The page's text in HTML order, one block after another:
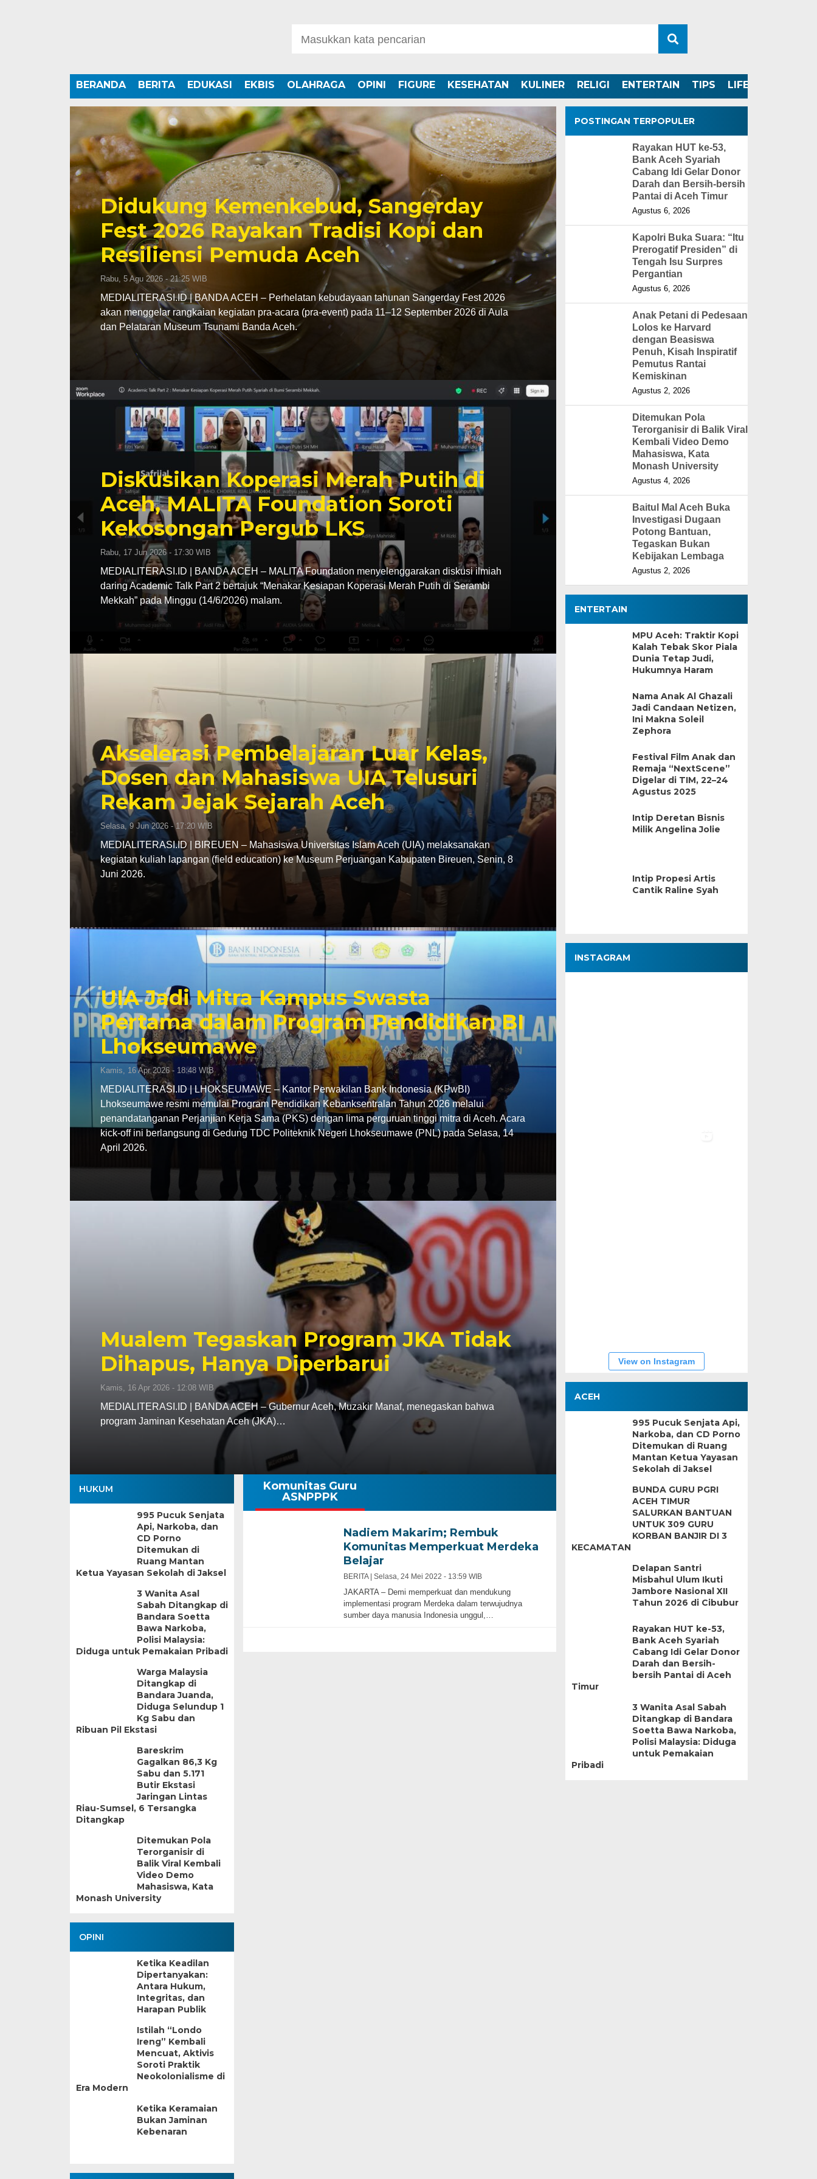
BERANDA BERITA EDUKASI EKBIS OLAHRAGA OPINI FIGURE KESEHATAN KULINER RELIGI ENTERTAIN TIPS LIFESTYLE
Didukung Kemenkebud, Sangerday
Fest 2026 Rayakan Tradisi Kopi dan
Resiliensi Pemuda Aceh
Rabu, 5 Agu 2026 - 21:25 WIB
MEDIALITERASI.ID | BANDA ACEH – Perhelatan kebudayaan tahunan Sangerday Fest 2026
akan menggelar rangkaian kegiatan pra-acara (pra-event) pada 11–12 September 2026 di Aula
dan Pelataran Museum Tsunami Banda Aceh.
Diskusikan Koperasi Merah Putih di
Aceh, MALITA Foundation Soroti
Kekosongan Pergub LKS
Rabu, 17 Jun 2026 - 17:30 WIB
MEDIALITERASI.ID | BANDA ACEH – MALITA Foundation menyelenggarakan diskusi ilmiah
daring Academic Talk Part 2 bertajuk “Menakar Kesiapan Koperasi Merah Putih di Serambi
Mekkah” pada Minggu (14/6/2026) malam.
Akselerasi Pembelajaran Luar Kelas,
Dosen dan Mahasiswa UIA Telusuri
Rekam Jejak Sejarah Aceh
Selasa, 9 Jun 2026 - 17:20 WIB
MEDIALITERASI.ID | BIREUEN – Mahasiswa Universitas Islam Aceh (UIA) melaksanakan
kegiatan kuliah lapangan (field education) ke Museum Perjuangan Kabupaten Bireuen, Senin, 8
Juni 2026.
UIA Jadi Mitra Kampus Swasta
Pertama dalam Program Pendidikan BI
Lhokseumawe
Kamis, 16 Apr 2026 - 18:48 WIB
MEDIALITERASI.ID | LHOKSEUMAWE – Kantor Perwakilan Bank Indonesia (KPwBI)
Lhokseumawe resmi memulai Program Pendidikan Kebanksentralan Tahun 2026 melalui
penandatanganan Perjanjian Kerja Sama (PKS) dengan lima perguruan tinggi mitra di Aceh. Acara
kick-off ini berlangsung di Gedung TDC Politeknik Negeri Lhokseumawe (PNL) pada Selasa, 14
April 2026.
Mualem Tegaskan Program JKA Tidak
Dihapus, Hanya Diperbarui
Kamis, 16 Apr 2026 - 12:08 WIB
MEDIALITERASI.ID | BANDA ACEH – Gubernur Aceh, Muzakir Manaf, menegaskan bahwa
program Jaminan Kesehatan Aceh (JKA)…
HUKUM
995 Pucuk Senjata
Api, Narkoba, dan
CD Porno
Ditemukan di
Ruang Mantan
Ketua Yayasan Sekolah di Jaksel
3 Wanita Asal
Sabah Ditangkap di
Bandara Soetta
Bawa Narkoba,
Polisi Malaysia:
Diduga untuk Pemakaian Pribadi
Warga Malaysia
Ditangkap di
Bandara Juanda,
Diduga Selundup 1
Kg Sabu dan
Ribuan Pil Ekstasi
Bareskrim
Gagalkan 86,3 Kg
Sabu dan 5.171
Butir Ekstasi
Jaringan Lintas
Riau-Sumsel, 6 Tersangka
Ditangkap
Ditemukan Pola
Terorganisir di
Balik Viral Kembali
Video Demo
Mahasiswa, Kata
Monash University
OPINI
Ketika Keadilan
Dipertanyakan:
Antara Hukum,
Integritas, dan
Harapan Publik
Istilah “Londo
Ireng” Kembali
Mencuat, Aktivis
Soroti Praktik
Neokolonialisme di
Era Modern
Ketika Keramaian
Bukan Jaminan
Kebenaran
Komunitas Guru
ASNPPPK
Nadiem Makarim; Rembuk
Komunitas Memperkuat Merdeka
Belajar
BERITA | Selasa, 24 Mei 2022 - 13:59 WIB
JAKARTA – Demi memperkuat dan mendukung
implementasi program Merdeka dalam terwujudnya
sumber daya manusia Indonesia unggul,…
POSTINGAN TERPOPULER
Rayakan HUT ke-53,
Bank Aceh Syariah
Cabang Idi Gelar Donor
Darah dan Bersih-bersih
Pantai di Aceh Timur
Agustus 6, 2026
Kapolri Buka Suara: “Itu
Prerogatif Presiden” di
Tengah Isu Surpres
Pergantian
Agustus 6, 2026
Anak Petani di Pedesaan
Lolos ke Harvard
dengan Beasiswa
Penuh, Kisah Inspiratif
Pemutus Rantai
Kemiskinan
Agustus 2, 2026
Ditemukan Pola
Terorganisir di Balik Viral
Kembali Video Demo
Mahasiswa, Kata
Monash University
Agustus 4, 2026
Baitul Mal Aceh Buka
Investigasi Dugaan
Potong Bantuan,
Tegaskan Bukan
Kebijakan Lembaga
Agustus 2, 2026
ENTERTAIN
MPU Aceh: Traktir Kopi
Kalah Tebak Skor Piala
Dunia Tetap Judi,
Hukumnya Haram
Nama Anak Al Ghazali
Jadi Candaan Netizen,
Ini Makna Soleil
Zephora
Festival Film Anak dan
Remaja “NextScene”
Digelar di TIM, 22–24
Agustus 2025
Intip Deretan Bisnis
Milik Angelina Jolie
Intip Propesi Artis
Cantik Raline Syah
INSTAGRAM
View on Instagram
ACEH
995 Pucuk Senjata Api,
Narkoba, dan CD Porno
Ditemukan di Ruang
Mantan Ketua Yayasan
Sekolah di Jaksel
BUNDA GURU PGRI
ACEH TIMUR
SALURKAN BANTUAN
UNTUK 309 GURU
KORBAN BANJIR DI 3
KECAMATAN
Delapan Santri
Misbahul Ulum Ikuti
Jambore Nasional XII
Tahun 2026 di Cibubur
Rayakan HUT ke-53,
Bank Aceh Syariah
Cabang Idi Gelar Donor
Darah dan Bersih-
bersih Pantai di Aceh
Timur
3 Wanita Asal Sabah
Ditangkap di Bandara
Soetta Bawa Narkoba,
Polisi Malaysia: Diduga
untuk Pemakaian
Pribadi